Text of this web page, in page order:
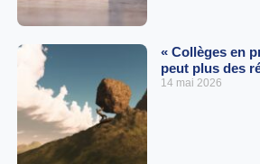
« Collèges en
peut plus des
14 mai 2026